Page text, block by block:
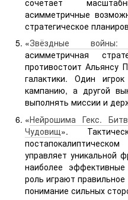
асимметричные
стратегическое
«Звёздные войны:
асимметричная
противостоит Альянсу
галактики. Один
кампанию, а другой
выполнять миссии и
«Нейрошима Гекс.
Чудовищ».
управляет уникальной
наиболее
роль играют
понимание сильных